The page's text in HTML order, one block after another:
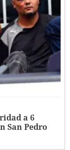
a 6
San Pedro